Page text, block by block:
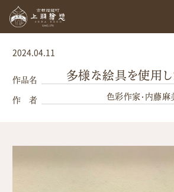
HOME
オンラインショップ
商品ラインナップ
絵具
最新情報
上羽絵惣について
2024.04.11
作品名 多様な絵具を使用し
作 者 色彩作家・内藤麻